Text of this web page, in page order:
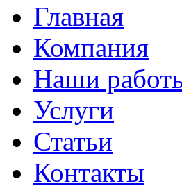
Главная
Компания
Наши
Услуги
Статьи
Контакты